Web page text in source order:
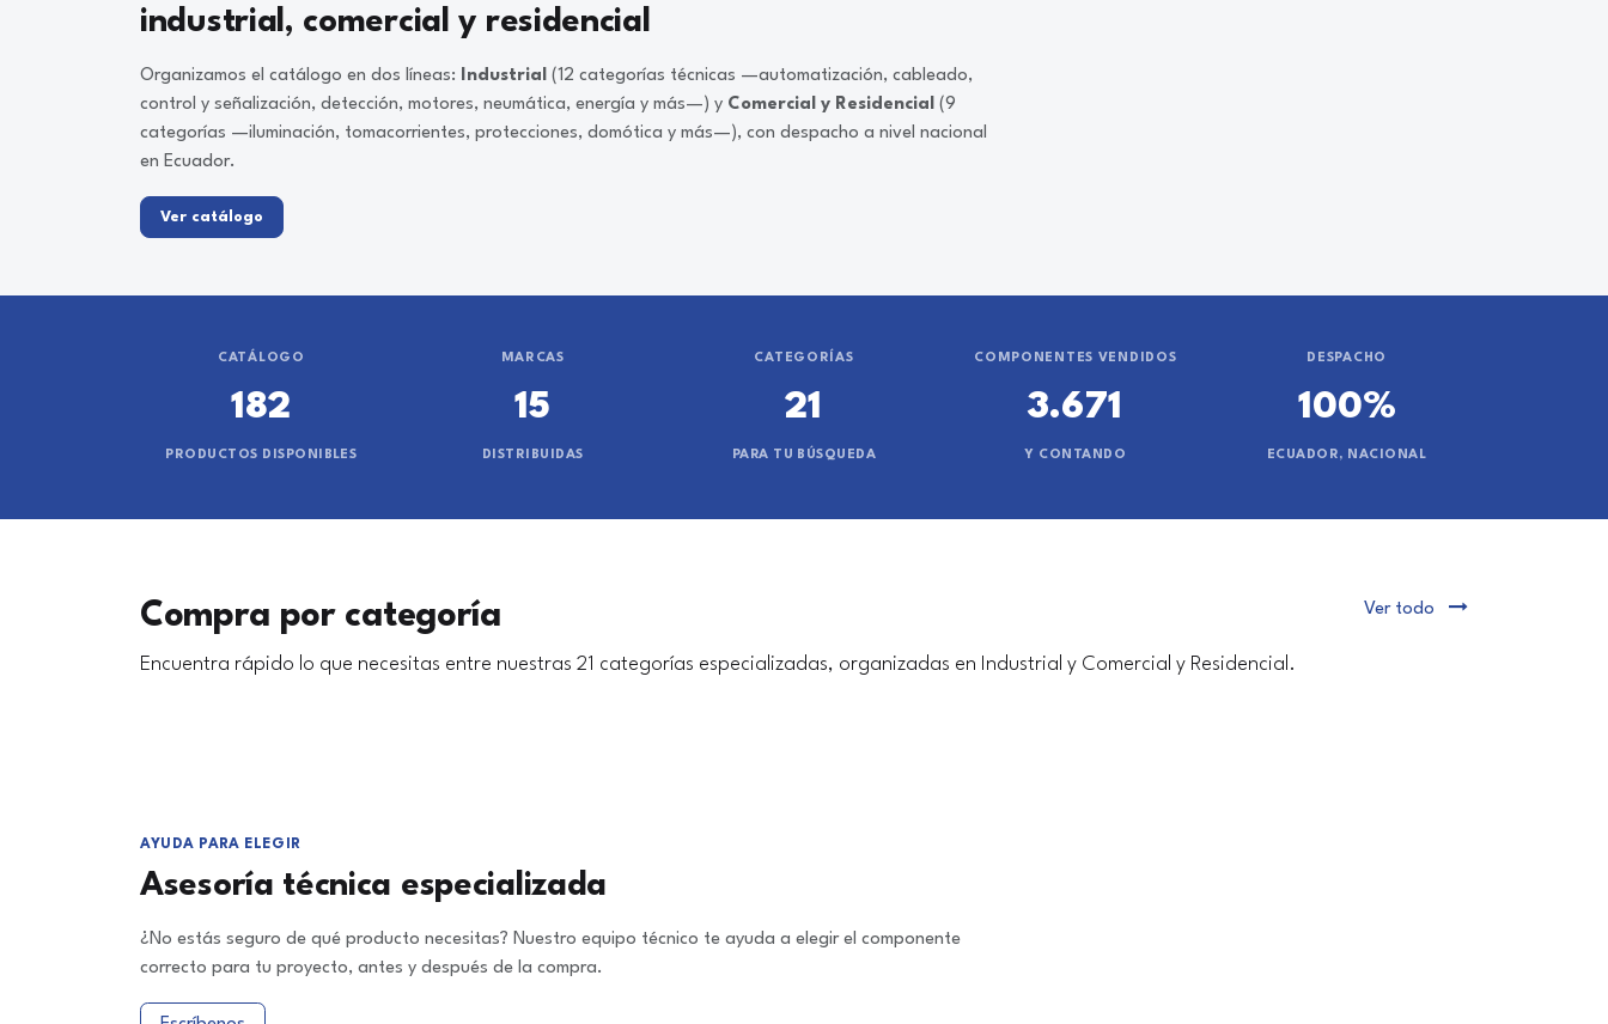
industrial, comercial y residencial
Organizamos el catálogo en dos líneas: Industrial (12 categorías técnicas —automatización, cableado,
control y señalización, detección, motores, neumática, energía y más—) y Comercial y Residencial (9
categorías —iluminación, tomacorrientes, protecciones, domótica y más—), con despacho a nivel nacional
en Ecuador.
Ver catálogo
CATÁLOGO
182
PRODUCTOS DISPONIBLES
MARCAS
15
DISTRIBUIDAS
CATEGORÍAS
21
PARA TU BÚSQUEDA
COMPONENTES VENDIDOS
3.671
Y CONTANDO
DESPACHO
100%
ECUADOR, NACIONAL
Compra por categoría
Encuentra rápido lo que necesitas entre nuestras 21 categorías especializadas, organizadas en Industrial y Comercial y Residencial.
Ver todo
AYUDA PARA ELEGIR
Asesoría técnica especializada
¿No estás seguro de qué producto necesitas? Nuestro equipo técnico te ayuda a elegir el componente
correcto para tu proyecto, antes y después de la compra.